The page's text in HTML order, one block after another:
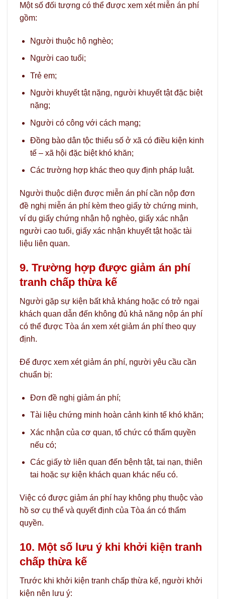
Một số đối tượng có thể được xem xét miễn án phí
gồm:
Người thuộc hộ nghèo;
Người cao tuổi;
Trẻ em;
Người khuyết tật nặng, người khuyết tật đặc biệt
nặng;
Người có công với cách mạng;
Đồng bào dân tộc thiểu số ở xã có điều kiện kinh
tế – xã hội đặc biệt khó khăn;
Các trường hợp khác theo quy định pháp luật.
Người thuộc diện được miễn án phí cần nộp đơn
đề nghị miễn án phí kèm theo giấy tờ chứng minh,
ví dụ giấy chứng nhận hộ nghèo, giấy xác nhận
người cao tuổi, giấy xác nhận khuyết tật hoặc tài
liệu liên quan.
9. Trường hợp được giảm án phí
tranh chấp thừa kế
Người gặp sự kiện bất khả kháng hoặc có trở ngại
khách quan dẫn đến không đủ khả năng nộp án phí
có thể được Tòa án xem xét giảm án phí theo quy
định.
Để được xem xét giảm án phí, người yêu cầu cần
chuẩn bị:
Đơn đề nghị giảm án phí;
Tài liệu chứng minh hoàn cảnh kinh tế khó khăn;
Xác nhận của cơ quan, tổ chức có thẩm quyền
nếu có;
Các giấy tờ liên quan đến bệnh tật, tai nạn, thiên
tai hoặc sự kiện khách quan khác nếu có.
Việc có được giảm án phí hay không phụ thuộc vào
hồ sơ cụ thể và quyết định của Tòa án có thẩm
quyền.
10. Một số lưu ý khi khởi kiện tranh
chấp thừa kế
Trước khi khởi kiện tranh chấp thừa kế, người khởi
kiện nên lưu ý: